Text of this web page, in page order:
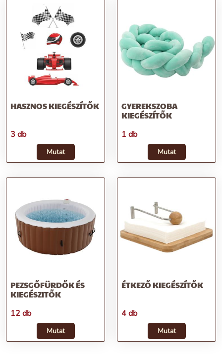
HASZNOS KIEGÉSZÍTŐK
3 db
Mutat
GYEREKSZOBA
KIEGÉSZÍTŐK
1 db
Mutat
PEZSGŐFÜRDŐK ÉS
KIEGÉSZITŐK
12 db
Mutat
ÉTKEZŐ KIEGÉSZÍTŐK
4 db
Mutat